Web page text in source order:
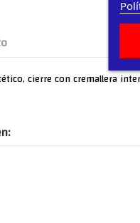
cierre con cremallera